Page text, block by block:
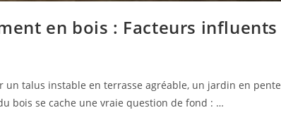
en bois : Facteurs influents
un talus instable en terrasse agréable, un jardin en pente
bois se cache une vraie question de fond : …